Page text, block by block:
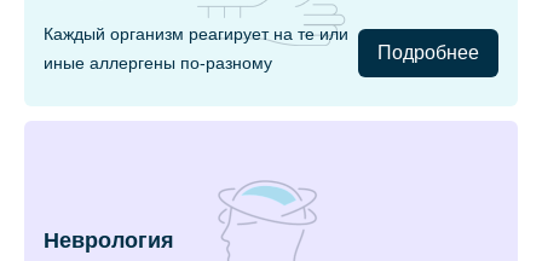
Каждый организм реагирует на те или
иные аллергены по-разному
Подробнее
Неврология